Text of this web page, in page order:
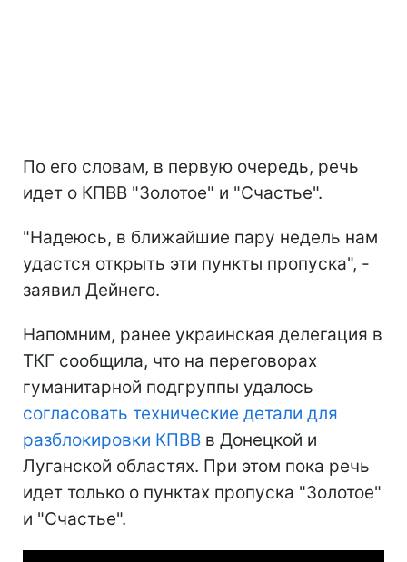
По его словам, в первую очередь, речь
идет о КПВВ "Золотое" и "Счастье".
"Надеюсь, в ближайшие пару недель нам
удастся открыть эти пункты пропуска", -
заявил Дейнего.
Напомним, ранее украинская делегация в
ТКГ сообщила, что на переговорах
гуманитарной подгруппы удалось
согласовать технические детали для
разблокировки КПВВ в Донецкой и
Луганской областях. При этом пока речь
идет только о пунктах пропуска "Золотое"
и "Счастье".